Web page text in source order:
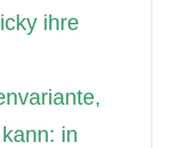
ihre
in